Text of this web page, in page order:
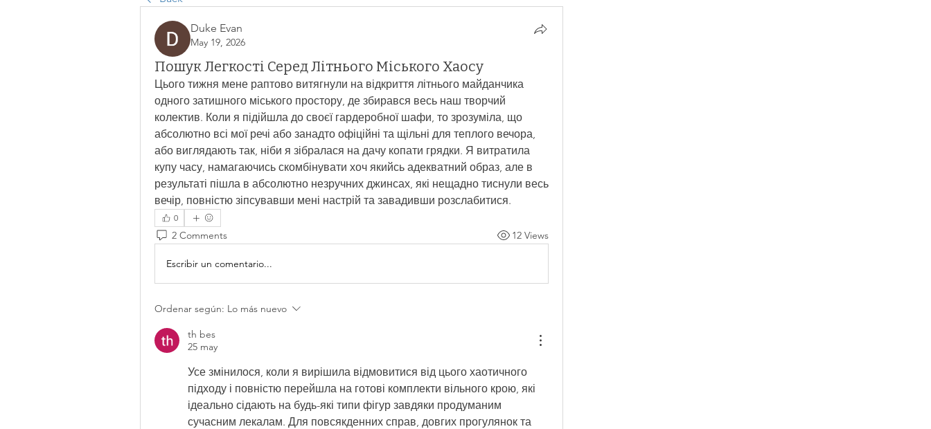
Duke Evan
May 19, 2026
Пошук Легкості Серед Літнього Міського Хаосу
Цього тижня мене раптово витягнули на відкриття літнього майданчика
одного затишного міського простору, де збирався весь наш творчий
колектив. Коли я підійшла до своєї гардеробної шафи, то зрозуміла, що
абсолютно всі мої речі або занадто офіційні та щільні для теплого вечора,
або виглядають так, ніби я зібралася на дачу копати грядки. Я витратила
купу часу, намагаючись скомбінувати хоч якийсь адекватний образ, але в
результаті пішла в абсолютно незручних джинсах, які нещадно тиснули весь
вечір, повністю зіпсувавши мені настрій та завадивши розслабитися.
0
2 Comments 12 Views
Escribir un comentario...
Ordenar según: Lo más nuevo
th bes
25 may
Усе змінилося, коли я вирішила відмовитися від цього хаотичного
підходу і повністю перейшла на готові комплекти вільного крою, які
ідеально сідають на будь-які типи фігур завдяки продуманим
сучасним лекалам. Для повсякденних справ, довгих прогулянок та